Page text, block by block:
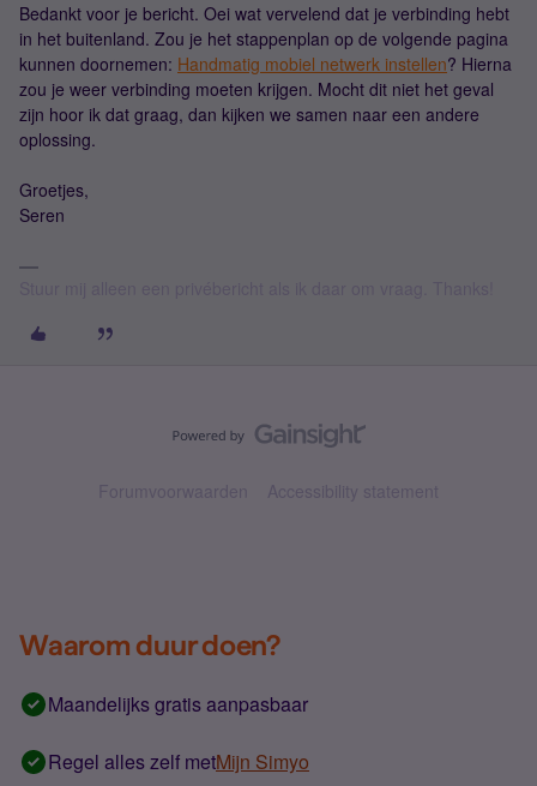
Bedankt voor je bericht. Oei wat vervelend dat je verbinding hebt
in het buitenland. Zou je het stappenplan op de volgende pagina
kunnen doornemen: Handmatig mobiel netwerk instellen? Hierna
zou je weer verbinding moeten krijgen. Mocht dit niet het geval
zijn hoor ik dat graag, dan kijken we samen naar een andere
oplossing.
Groetjes,
Seren
Forumvoorwaarden Accessibility statement
Waarom duur doen?
Maandelijks gratis aanpasbaar
Regel alles zelf metMijn Simyo